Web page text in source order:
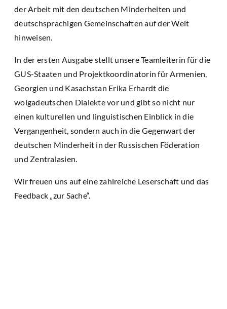
der Arbeit mit den deutschen Minderheiten und
deutschsprachigen Gemeinschaften auf der Welt
hinweisen.
In der ersten Ausgabe stellt unsere Teamleiterin für die
GUS-Staaten und Projektkoordinatorin für Armenien,
Georgien und Kasachstan Erika Erhardt die
wolgadeutschen Dialekte vor und gibt so nicht nur
einen kulturellen und linguistischen Einblick in die
Vergangenheit, sondern auch in die Gegenwart der
deutschen Minderheit in der Russischen Föderation
und Zentralasien.
Wir freuen uns auf eine zahlreiche Leserschaft und das
Feedback „zur Sache“.